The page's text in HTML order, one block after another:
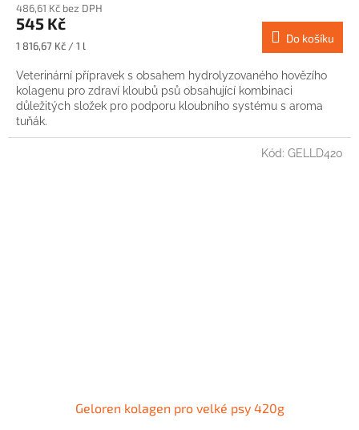
486,61 Kč bez DPH
545 Kč
Měrná
1 816,67 Kč / 1 l
Do košíku
Veterinární přípravek s obsahem hydrolyzovaného hovězího
kolagenu pro zdraví kloubů psů obsahující kombinaci
důležitých složek pro podporu kloubního systému s aroma
tuňák.
Geloren kolagen pro velké psy 420g
Kód: GELLD420